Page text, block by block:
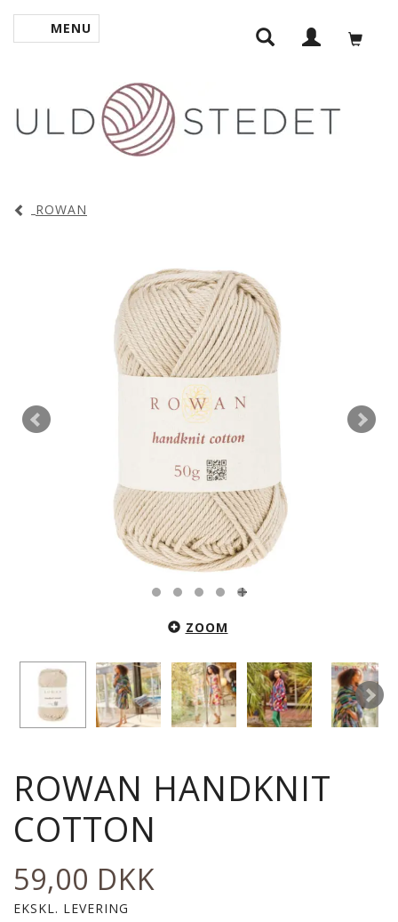
SKIFTE NAVIGATION
MENU
ROWAN
ZOOM
ROWAN HANDKNIT
COTTON
59,00 DKK
EKSKL. LEVERING